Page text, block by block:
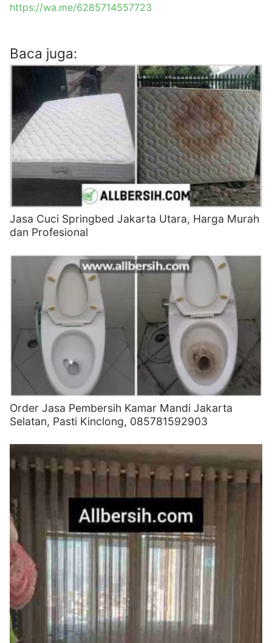
https://wa.me/6285714557723
Baca juga:
Jasa Cuci Springbed Jakarta Utara, Harga Murah
dan Profesional
Order Jasa Pembersih Kamar Mandi Jakarta
Selatan, Pasti Kinclong, 085781592903